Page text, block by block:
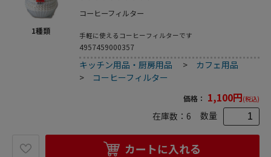
1種類
コーヒーフィルター
手軽に使えるコーヒーフィルターです
4957459000357
キッチン用品・厨房用品 > カフェ用品
> コーヒーフィルター
価格： 1,100円(税込)
在庫数： 6 数量
カートに入れる